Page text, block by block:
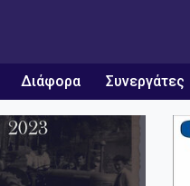
Διάφορα Συνεργάτες